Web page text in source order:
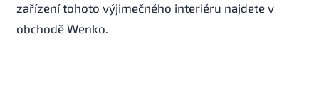
zařízení tohoto výjimečného interiéru najdete v
obchodě Wenko.